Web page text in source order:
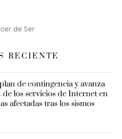
de Ser
RECIENTE
de contingencia y avanza
los servicios de Internet en
afectadas tras los sismos